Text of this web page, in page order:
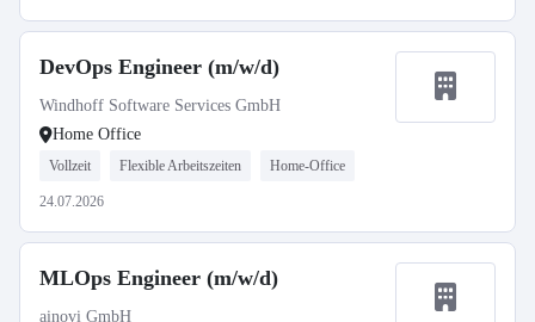
DevOps Engineer (m/w/d)
Windhoff Software Services GmbH
Home Office
Vollzeit Flexible Arbeitszeiten Home-Office
24.07.2026
MLOps Engineer (m/w/d)
ainovi GmbH